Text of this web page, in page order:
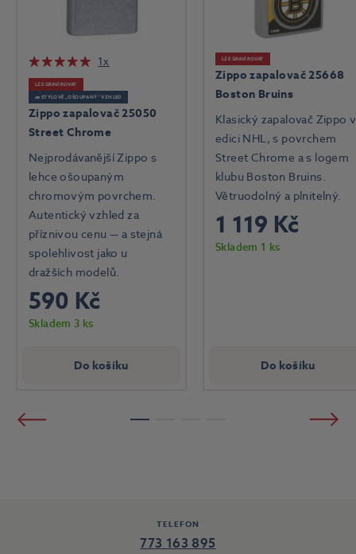
1x
LZE GRAVÍROVAT
🧱 STYLOVĚ „OŠOUPANÝ“ VZHLED
Zippo zapalovač 25050
Street Chrome
Nejprodávanější Zippo s
lehce ošoupaným
chromovým povrchem.
Autentický vzhled za
příznivou cenu — a stejná
spolehlivost jako u
dražších modelů.
590 Kč
Skladem 3 ks
Do košíku
LZE GRAVÍROVAT
Zippo zapalovač 25668
Boston Bruins
Klasický zapalovač Zippo v
edici NHL, s povrchem
Street Chrome a s logem
klubu Boston Bruins.
Větruodolný a plnitelný.
1 119 Kč
Skladem 1 ks
Do košíku
TELEFON
773 163 895